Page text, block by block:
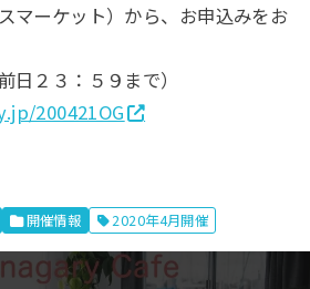
マーケット）から、お申込みをお
日２３：５９まで）
200421OG
開催情報 2020年4月開催